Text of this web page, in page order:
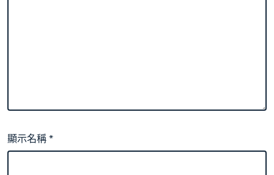
顯示名稱*